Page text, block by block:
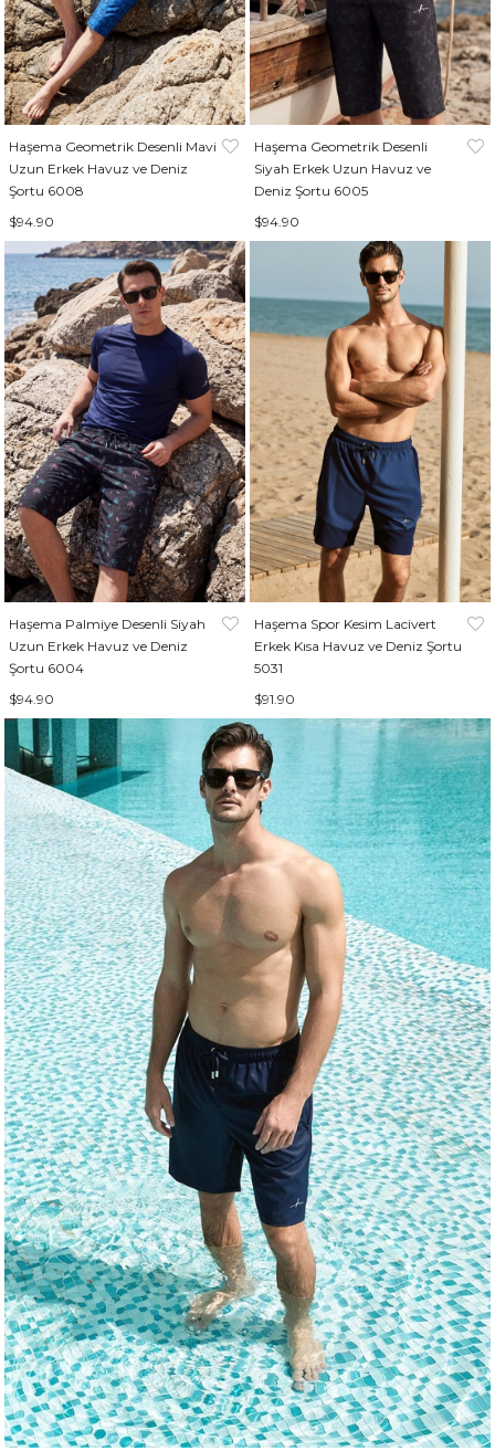
Haşema Geometrik Desenli Mavi
Uzun Erkek Havuz ve Deniz
Şortu 6008
$94.90
Haşema Geometrik Desenli
Siyah Erkek Uzun Havuz ve
Deniz Şortu 6005
$94.90
Haşema Palmiye Desenli Siyah
Uzun Erkek Havuz ve Deniz
Şortu 6004
$94.90
Haşema Spor Kesim Lacivert
Erkek Kısa Havuz ve Deniz Şortu
5031
$91.90